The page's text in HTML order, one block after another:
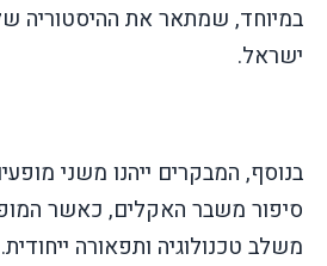
במיוחד, שמתאר את ההיסטוריה
ישראל.
בנוסף, המבקרים ייהנו משני
סיפור משבר האקלים, כאשר
משלב טכנולוגיה ותפאורה